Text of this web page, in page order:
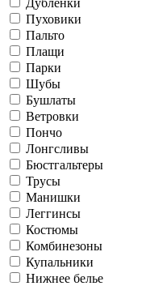
Пуховики
Пальто
Плащи
Парки
Шубы
Бушлаты
Ветровки
Пончо
Лонгсливы
Бюстгальтеры
Трусы
Манишки
Леггинсы
Костюмы
Комбинезоны
Купальники
Нижнее белье